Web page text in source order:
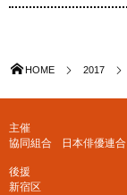
HOME 2017
主催
協同組合 日本俳優連合
後援
新宿区